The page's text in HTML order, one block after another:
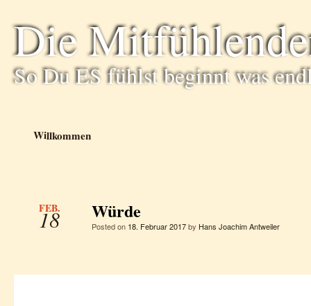
Die
So Du ES fühlst beginnt was
Willkommen
FEB.
18 Würde
Posted on 18. Februar 2017by Hans Joachim Antweiler